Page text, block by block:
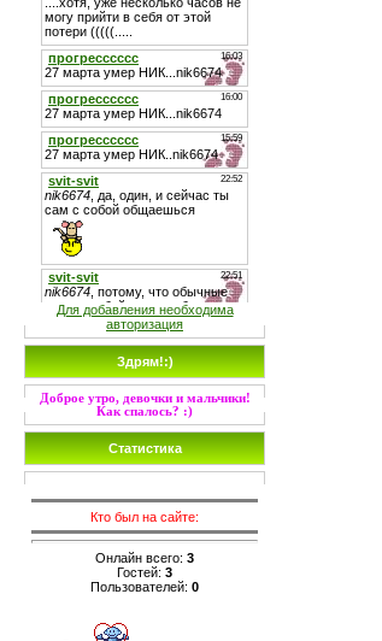
Для добавления необходима
авторизация
Здрям!:)
Доброе утро, девочки и мальчики!
Как спалось? :)
Статистика
Кто был на сайте:
Онлайн всего: 3
Гостей: 3
Пользователей: 0